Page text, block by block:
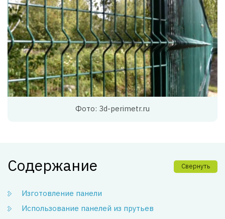
Фото: 3d-perimetr.ru
Содержание Свернуть
Изготовление панели
Использование панелей из прутьев